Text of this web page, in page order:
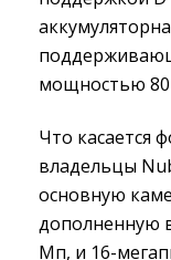
мощностью 80
Что касается
владельцы
основную
дополненную
Мп, и 16-